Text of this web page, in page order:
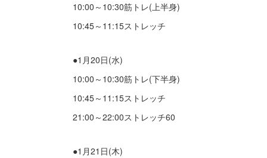
10:00～10:30筋トレ(上半身)
10:45～11:15ストレッチ
●1月20日(水)
10:00～10:30筋トレ(下半身)
10:45～11:15ストレッチ
21:00～22:00ストレッチ60
●1月21日(木)